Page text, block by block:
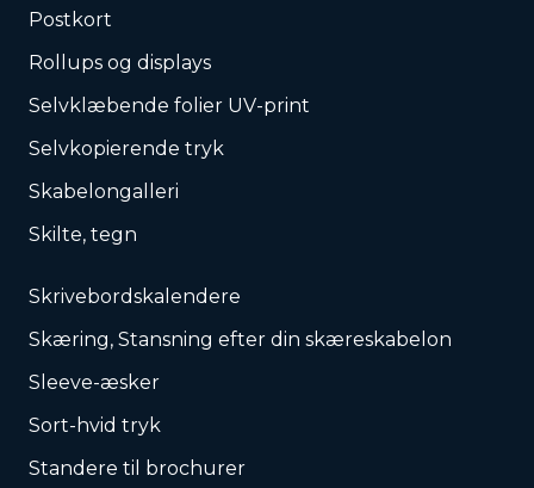
Postkort
Rollups og displays
Selvklæbende folier UV-print
Selvkopierende tryk
Skabelongalleri
Skilte, tegn
Skrivebordskalendere
Skæring, Stansning efter din skæreskabelon
Sleeve-æsker
Sort-hvid tryk
Standere til brochurer